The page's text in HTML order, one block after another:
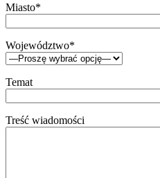
Miasto*
Województwo*
Temat
Treść wiadomości